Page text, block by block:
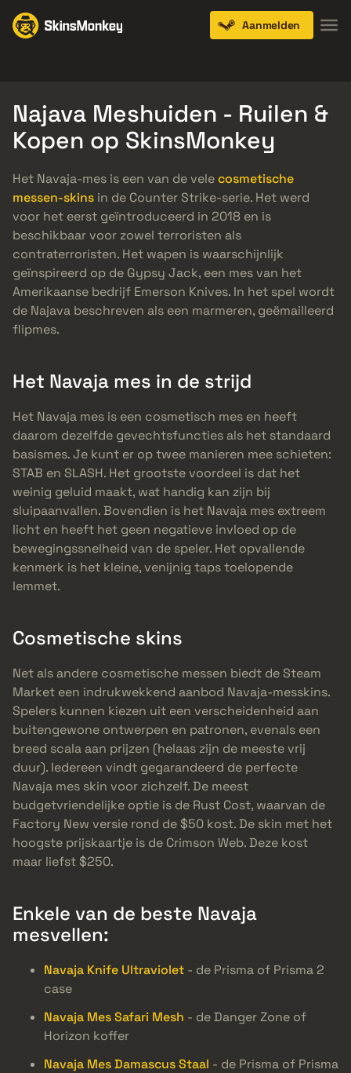
Aanmelden
Najava Meshuiden - Ruilen &
Kopen op SkinsMonkey
Het Navaja-mes is een van de velecosmetische
messen-skins in de Counter Strike-serie. Het werd
voor het eerst geïntroduceerd in 2018 en is
beschikbaar voor zowel terroristen als
contraterroristen. Het wapen is waarschijnlijk
geïnspireerd op de Gypsy Jack, een mes van het
Amerikaanse bedrijf Emerson Knives. In het spel wordt
de Najava beschreven als een marmeren, geëmailleerd
flipmes.
Het Navaja mes in de strijd
Het Navaja mes is een cosmetisch mes en heeft
daarom dezelfde gevechtsfuncties als het standaard
basismes. Je kunt er op twee manieren mee schieten:
STAB en SLASH. Het grootste voordeel is dat het
weinig geluid maakt, wat handig kan zijn bij
sluipaanvallen. Bovendien is het Navaja mes extreem
licht en heeft het geen negatieve invloed op de
bewegingssnelheid van de speler. Het opvallende
kenmerk is het kleine, venijnig taps toelopende
lemmet.
Cosmetische skins
Net als andere cosmetische messen biedt de Steam
Market een indrukwekkend aanbod Navaja-messkins.
Spelers kunnen kiezen uit een verscheidenheid aan
buitengewone ontwerpen en patronen, evenals een
breed scala aan prijzen (helaas zijn de meeste vrij
duur). Iedereen vindt gegarandeerd de perfecte
Navaja mes skin voor zichzelf. De meest
budgetvriendelijke optie is de Rust Cost, waarvan de
Factory New versie rond de $50 kost. De skin met het
hoogste prijskaartje is de Crimson Web. Deze kost
maar liefst $250.
Enkele van de beste Navaja
mesvellen:
Navaja Knife Ultraviolet - de Prisma of Prisma 2
case
Navaja Mes Safari Mesh - de Danger Zone of
Horizon koffer
Navaja Mes Damascus Staal - de Prisma of Prisma